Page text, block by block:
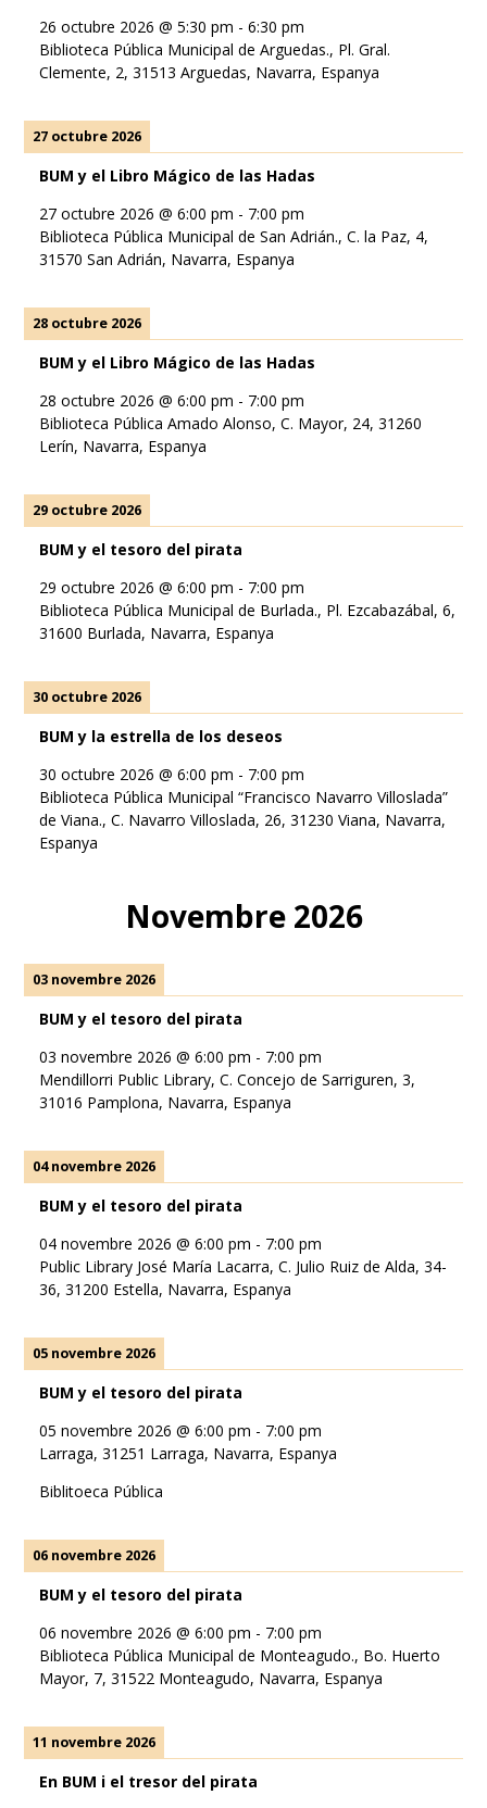
26 octubre 2026 @5:30 pm -6:30 pm
Biblioteca Pública Municipal de Arguedas., Pl. Gral.
Clemente, 2, 31513 Arguedas, Navarra, Espanya
27 octubre 2026
BUM y el Libro Mágico de las Hadas
27 octubre 2026 @6:00 pm - 7:00 pm
Biblioteca Pública Municipal de San Adrián., C. la Paz, 4,
31570 San Adrián, Navarra, Espanya
28 octubre 2026
BUM y el Libro Mágico de las Hadas
28 octubre 2026 @6:00 pm - 7:00 pm
Biblioteca Pública Amado Alonso, C. Mayor, 24, 31260
Lerín, Navarra, Espanya
29 octubre 2026
BUM y el tesoro del pirata
29 octubre 2026 @6:00 pm - 7:00 pm
Biblioteca Pública Municipal de Burlada., Pl. Ezcabazábal, 6,
31600 Burlada, Navarra, Espanya
30 octubre 2026
BUM y la estrella de los deseos
30 octubre 2026 @6:00 pm - 7:00 pm
Biblioteca Pública Municipal “Francisco Navarro Villoslada”
de Viana., C. Navarro Villoslada, 26, 31230 Viana, Navarra,
Espanya
Novembre 2026
03 novembre 2026
BUM y el tesoro del pirata
03 novembre 2026 @6:00 pm - 7:00 pm
Mendillorri Public Library, C. Concejo de Sarriguren, 3,
31016 Pamplona, Navarra, Espanya
04 novembre 2026
BUM y el tesoro del pirata
04 novembre 2026 @6:00 pm - 7:00 pm
Public Library José María Lacarra, C. Julio Ruiz de Alda, 34-
36, 31200 Estella, Navarra, Espanya
05 novembre 2026
BUM y el tesoro del pirata
05 novembre 2026 @6:00 pm - 7:00 pm
Larraga, 31251 Larraga, Navarra, Espanya
Biblitoeca Pública
06 novembre 2026
BUM y el tesoro del pirata
06 novembre 2026 @6:00 pm - 7:00 pm
Biblioteca Pública Municipal de Monteagudo., Bo. Huerto
Mayor, 7, 31522 Monteagudo, Navarra, Espanya
11 novembre 2026
En BUM i el tresor del pirata